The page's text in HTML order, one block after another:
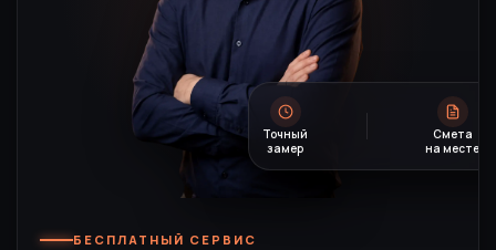
БЕСПЛАТНЫЙ СЕРВИС
Смета
на месте
Образцы
с собой